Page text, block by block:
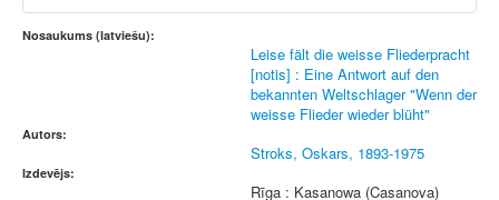
Nosaukums (latviešu):
Leise fält die weisse Fliederpracht
[notis] : Eine Antwort auf den
bekannten Weltschlager "Wenn der
weisse Flieder wieder blüht"
Autors:
Stroks, Oskars, 1893-1975
Izdevējs:
Rīga : Kasanowa (Casanova)